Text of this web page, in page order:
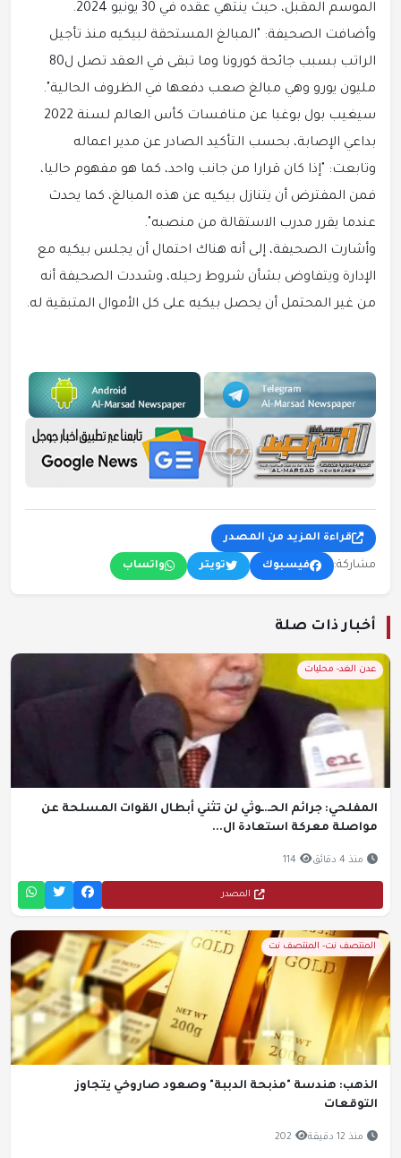
الموسم المقبل، حيث ينتهي عقده في 30 يونيو 2024.
وأضافت الصحيفة: "المبالغ المستحقة لبيكيه منذ تأجيل
الراتب بسبب جائحة كورونا وما تبقى في العقد تصل ل80
مليون يورو وهي مبالغ صعب دفعها في الظروف الحالية".
سيغيب بول بوغبا عن منافسات كأس العالم لسنة 2022
بداعي الإصابة، بحسب التأكيد الصادر عن مدير اعماله
وتابعت: "إذا كان قرارا من جانب واحد، كما هو مفهوم حاليا،
فمن المفترض أن يتنازل بيكيه عن هذه المبالغ، كما يحدث
عندما يقرر مدرب الاستقالة من منصبه".
وأشارت الصحيفة، إلى أنه هناك احتمال أن يجلس بيكيه مع
الإدارة ويتفاوض بشأن شروط رحيله، وشددت الصحيفة أنه
من غير المحتمل أن يحصل بيكيه على كل الأموال المتبقية له.
قراءة المزيد من المصدر
مشاركة: فيسبوك تويتر واتساب
أخبار ذات صلة
عدن الغد- محليات
المفلحي: جرائم الحـ.ـوثي لن تثني أبطال القوات المسلحة عن
مواصلة معركة استعادة ال...
منذ 4 دقائق 114
المصدر
المنتصف نت- المنتصف نت
الذهب: هندسة "مذبحة الدببة" وصعود صاروخي يتجاوز
التوقعات
منذ 12 دقيقة 202